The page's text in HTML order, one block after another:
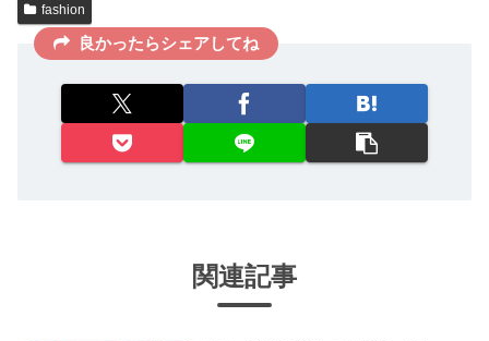
fashion
良かったらシェアしてね
関連記事